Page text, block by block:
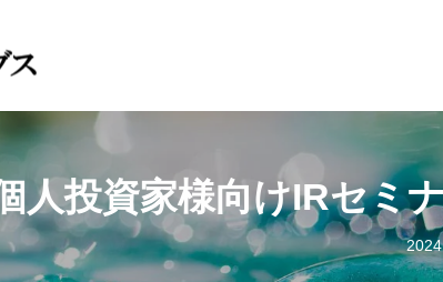
人投資家様向けIRセミ